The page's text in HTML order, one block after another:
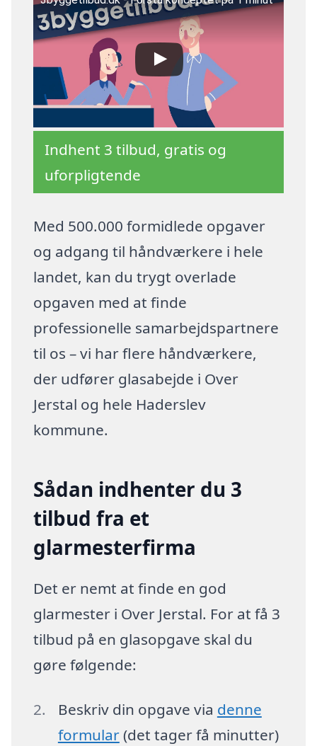
Indhent 3 tilbud, gratis og
uforpligtende
Med 500.000 formidlede opgaver
og adgang til håndværkere i hele
landet, kan du trygt overlade
opgaven med at finde
professionelle samarbejdspartnere
til os – vi har flere håndværkere,
der udfører glasabejde i Over
Jerstal og hele Haderslev
kommune.
Sådan indhenter du 3
tilbud fra et
glarmesterfirma
Det er nemt at finde en god
glarmester i Over Jerstal. For at få 3
tilbud på en glasopgave skal du
gøre følgende:
Beskriv din opgave via denne
formular(det tager få minutter)